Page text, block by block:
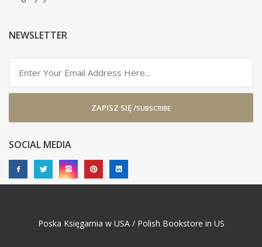
NEWSLETTER
ZAPISZ SIĘ /SUBSCRIBE
SOCIAL MEDIA
Poska Księgarnia w USA / Polish Bookstore in US